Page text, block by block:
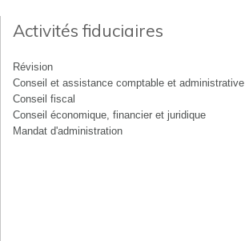
Activités fiduciaires
Révision
Conseil et assistance comptable et administrative
Conseil fiscal
Conseil économique, financier et juridique
Mandat d'administration